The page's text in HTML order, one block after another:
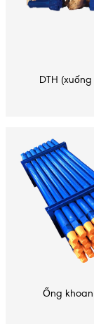
DTH (xuống
Ống khoan